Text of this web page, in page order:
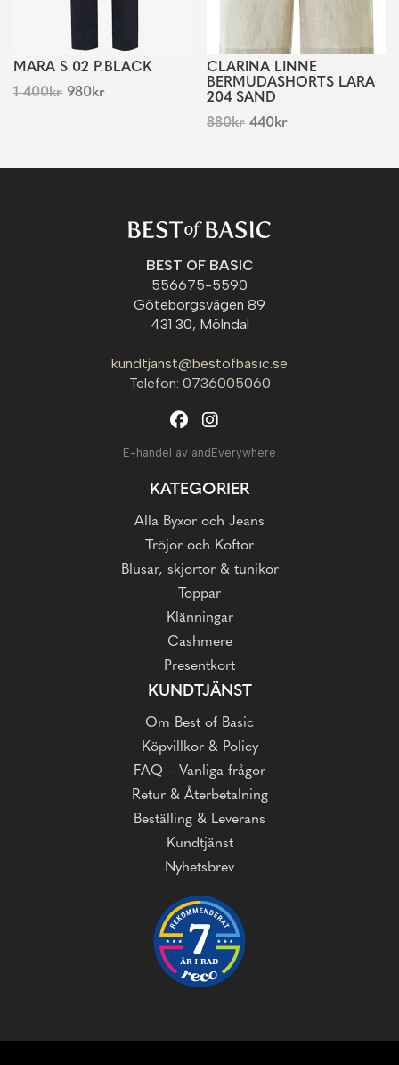
MARA S 02 P.BLACK
1 400kr 980kr
CLARINA LINNE
BERMUDASHORTS LARA
204 SAND
880kr 440kr
BEST OF BASIC
556675-5590
Göteborgsvägen 89
431 30, Mölndal
kundtjanst@bestofbasic.se
Telefon: 0736005060
E-handel av andEverywhere
KATEGORIER
Alla Byxor och Jeans
Tröjor och Koftor
Blusar, skjortor & tunikor
Toppar
Klänningar
Cashmere
Presentkort
KUNDTJÄNST
Om Best of Basic
Köpvillkor & Policy
FAQ – Vanliga frågor
Retur & Återbetalning
Beställing & Leverans
Kundtjänst
Nyhetsbrev